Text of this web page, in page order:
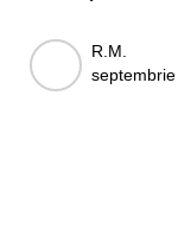
Posted
by
R.M.